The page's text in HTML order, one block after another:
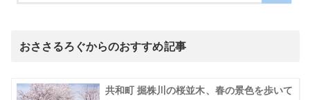
おささるろぐからのおすすめ記事
共和町 掘株川の桜並木、春の景色を歩いて